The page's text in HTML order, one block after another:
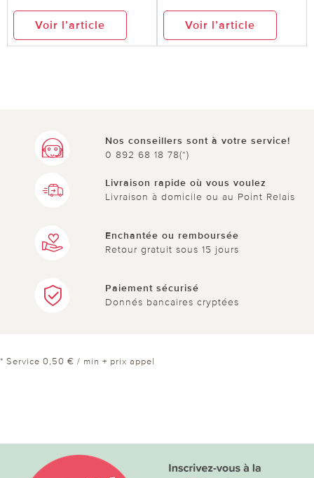
Voir l’article Voir l’article
Nos conseillers sont à votre service!
0 892 68 18 78(*)
Livraison rapide où vous voulez
Livraison à domicile ou au Point Relais
Enchantée ou remboursée
Retour gratuit sous 15 jours
Paiement sécurisé
Donnés bancaires cryptées
* Service 0,50 € / min + prix appel